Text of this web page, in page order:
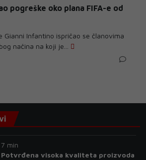
pogreške oko plana FIFA-e od
Gianni Infantino ispričao se članovima
načina na koji je...
7 min
Potvrđena visoka kvaliteta proizvoda